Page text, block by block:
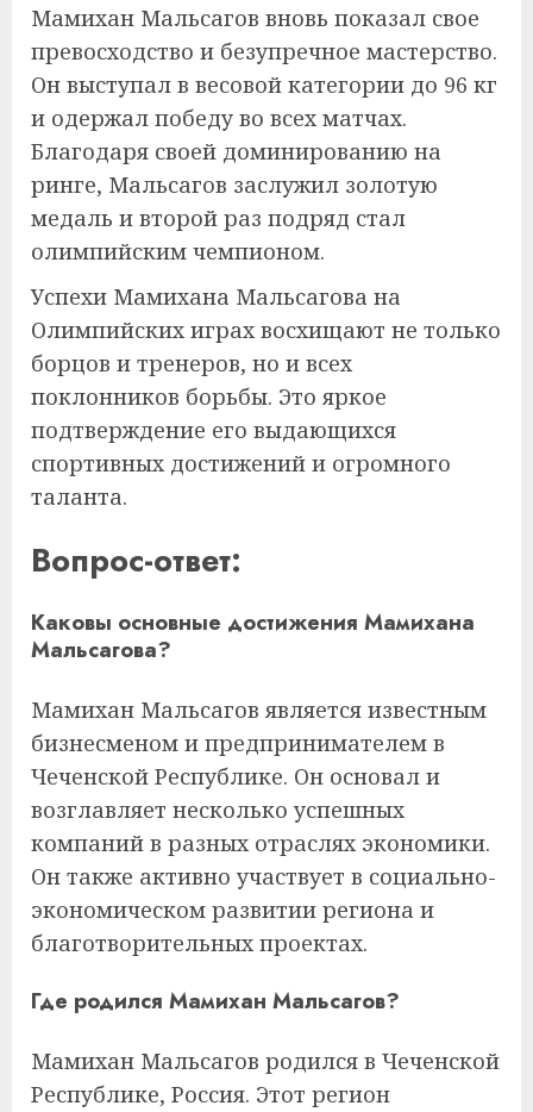
Мамихан Мальсагов вновь показал свое
превосходство и безупречное мастерство.
Он выступал в весовой категории до 96 кг
и одержал победу во всех матчах.
Благодаря своей доминированию на
ринге, Мальсагов заслужил золотую
медаль и второй раз подряд стал
олимпийским чемпионом.
Успехи Мамихана Мальсагова на
Олимпийских играх восхищают не только
борцов и тренеров, но и всех
поклонников борьбы. Это яркое
подтверждение его выдающихся
спортивных достижений и огромного
таланта.
Вопрос-ответ:
Каковы основные достижения Мамихана
Мальсагова?
Мамихан Мальсагов является известным
бизнесменом и предпринимателем в
Чеченской Республике. Он основал и
возглавляет несколько успешных
компаний в разных отраслях экономики.
Он также активно участвует в социально-
экономическом развитии региона и
благотворительных проектах.
Где родился Мамихан Мальсагов?
Мамихан Мальсагов родился в Чеченской
Республике, Россия. Этот регион